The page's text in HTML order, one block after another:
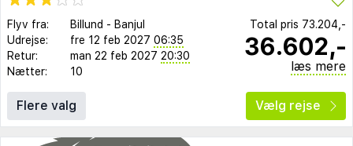
Flyv fra: Billund - Banjul
Udrejse:
fre 12 feb 2027 06:35
Retur:
man 22 feb 2027 20:30
Nætter:
10
Total pris 73.204,-
36.602,-
læs mere
Flere valg Vælg rejse